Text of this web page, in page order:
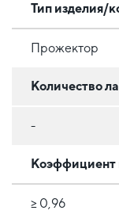
Тип изделия/
Прожектор
Количество
-
Коэффициент
≥ 0,96